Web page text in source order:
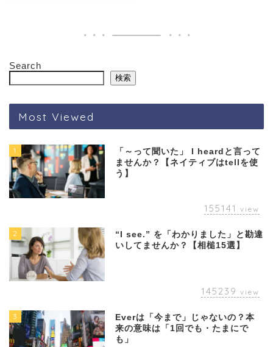
Search
検索
Most Viewed
1
「～って聞いた」 I heardと言って
ませんか？【ネイティブはtellを使
う】
155141 view
2
“I see.” を「わかりました」と勘違
いしてませんか？【相槌15選】
145239 view
3
Everは「今まで」じゃないの？本
来の意味は「1回でも・たまにで
も」